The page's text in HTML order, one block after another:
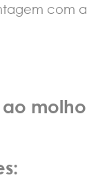
com